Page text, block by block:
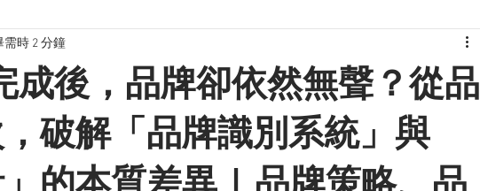
成後，品牌卻依然無聲？從品
破解「品牌識別系統」與
需時 2 分鐘